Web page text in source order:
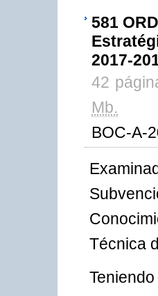
581
2017-
42
Mb.
BOC-A-
Técnica